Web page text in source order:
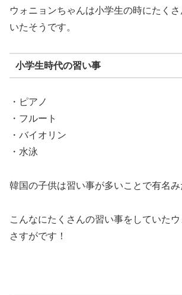
ウォニョンちゃんは小学生の時にたく
いたそうです。
小学生時代の習い事
・ピアノ
・フルート
・バイオリン
・水泳
韓国の子供は習い事が多いことで有名み
こんなにたくさんの習い事をしていた
さすがです！